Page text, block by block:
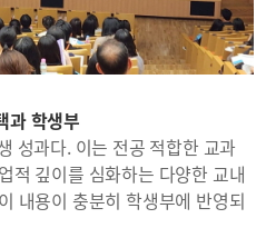
과 학생부
성과다. 이는 전공 적합한 교과
적 깊이를 심화하는 다양한 교내
내용이 충분히 학생부에 반영되